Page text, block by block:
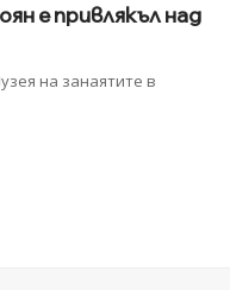
е привлякъл над
на занаятите в